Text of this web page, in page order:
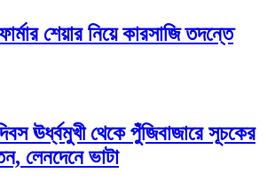
শেয়ার নিয়ে কারসাজি তদন্তে
ঊর্ধ্বমুখী থেকে পুঁজিবাজারে সূচকের
লেনদেনে ভাটা